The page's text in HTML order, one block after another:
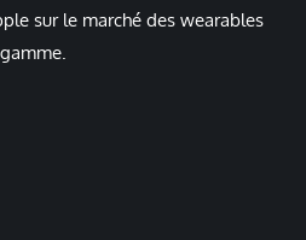
sur le marché des wearables